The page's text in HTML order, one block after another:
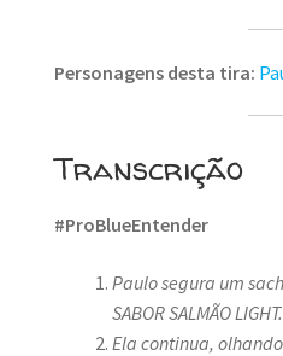
Personagens desta tira:
Transcrição
#ProBlueEntender
Paulo segura um
SABOR SALMÃO
Ela continua,